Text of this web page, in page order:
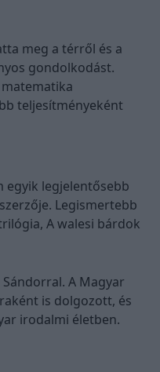
meg a térről és a
gondolkodást.
teljesítményeként
egyik legjelentősebb
Legismertebb
A walesi bárdok
A Magyar
is dolgozott, és
irodalmi életben.